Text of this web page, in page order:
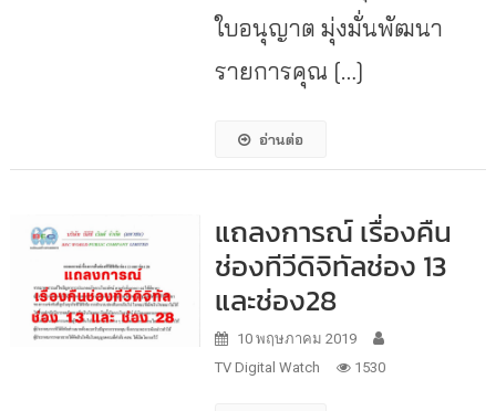
ใบอนุญาต มุ่งมั่นพัฒนา
รายการคุณ […]
อ่านต่อ
แถลงการณ์ เรื่องคืน
ช่องทีวีดิจิทัลช่อง 13
และช่อง28
10 พฤษภาคม 2019
TV Digital Watch
1530